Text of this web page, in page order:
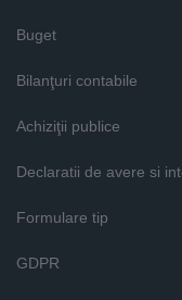
Buget
Bilanţuri contabile
Achiziţii publice
Declaratii de avere si
Formulare tip
GDPR